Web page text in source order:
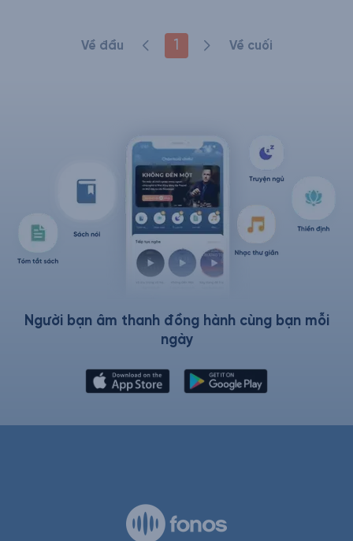
Về đầu 1 Về cuối
Người bạn âm thanh đồng hành cùng bạn mỗi
ngày